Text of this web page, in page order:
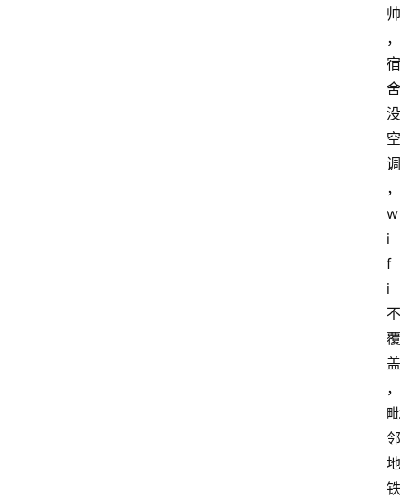
帅
，
宿
舍
没
空
调
，
w
i
f
i
不
覆
盖
，
毗
邻
地
铁